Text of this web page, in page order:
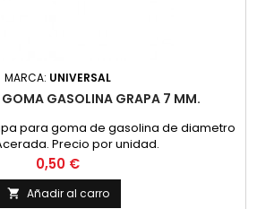
MARCA: UNIVERSAL
GASOLINA GRAPA 7 MM.
para goma de gasolina de diametro
Precio por unidad.
Precio
0,50 €
 Añadir al carro